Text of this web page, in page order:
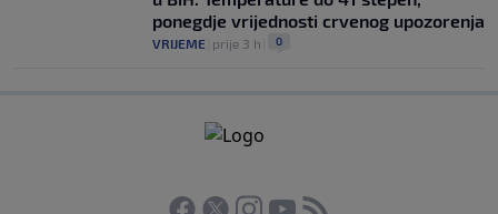
ponegdje vrijednosti crvenog upozorenja
VRIJEME prije 3 h 0